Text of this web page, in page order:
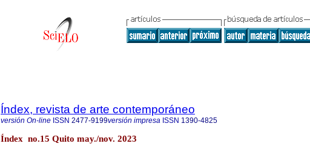
Índex, revista de arte contemporáneo
versión On-line ISSN 2477-9199versión impresa ISSN 1390-4825
Índex no.15 Quito may./nov. 2023